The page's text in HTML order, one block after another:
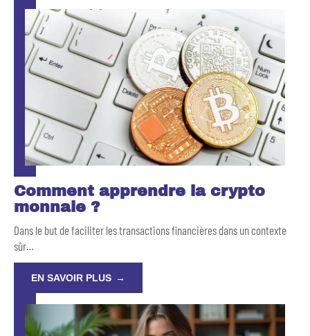
Comment apprendre la crypto
monnaie ?
Dans le but de faciliter les transactions financières dans un contexte
sûr…
EN SAVOIR PLUS